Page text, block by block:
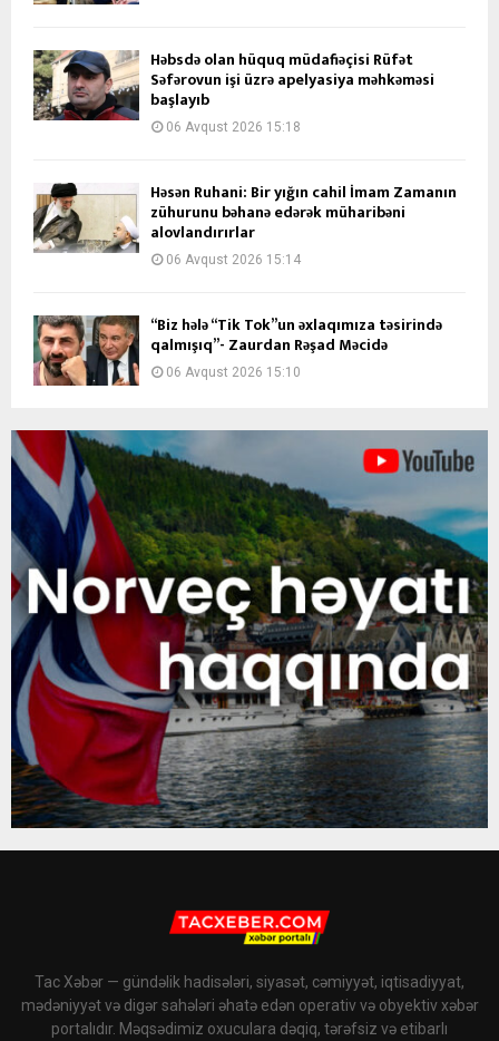
Həbsdə olan hüquq müdafiəçisi Rüfət
Səfərovun işi üzrə apelyasiya məhkəməsi
başlayıb
06 Avqust 2026 15:18
Həsən Ruhani: Bir yığın cahil İmam Zamanın
zühurunu bəhanə edərək müharibəni
alovlandırırlar
06 Avqust 2026 15:14
“Biz hələ “Tik Tok”un əxlaqımıza təsirində
qalmışıq”- Zaurdan Rəşad Məcidə
06 Avqust 2026 15:10
Tac Xəbər — gündəlik hadisələri, siyasət, cəmiyyət, iqtisadiyyat,
mədəniyyət və digər sahələri əhatə edən operativ və obyektiv xəbər
portalıdır. Məqsədimiz oxuculara dəqiq, tərəfsiz və etibarlı